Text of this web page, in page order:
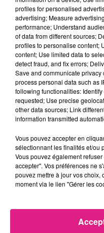
afin d'
en live de
Billets TGV en
suite h�tel
d�jeuners et
pour
�Pour
formulaire ci-
message !
1"]
profiles for personalised
advertising; Measure
performance; Understand
of data from different sources;
profiles to personalise content;
content; Use limited data to
detect fraud, and fix errors;
Save and communicate
process personal data such as
following functionalities:
requested; Use precise
other data sources; Link
information transmitted
Vous pouvez accepter en
sélectionnant les finalités et/ou
Vous pouvez également
accepter". Vos préférences ne
pouvez mettre à jour vos choix,
moment via le lien "Gérer les